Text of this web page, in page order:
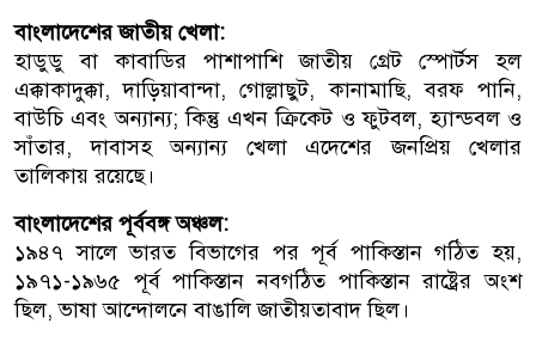
বাংলাদেশের জাতীয় খেলা:
হাডুডু বা কাবাডির পাশাপাশি জাতীয় গ্রেট স্পোর্টস হল
এক্কাকাদুক্কা, দাড়িয়াবান্দা, গোল্লাছুট, কানামাছি, বরফ পানি,
বাউচি এবং অন্যান্য; কিন্তু এখন ক্রিকেট ও ফুটবল, হ্যান্ডবল ও
সাঁতার, দাবাসহ অন্যান্য খেলা এদেশের জনপ্রিয় খেলার
তালিকায় রয়েছে।
বাংলাদেশের পূর্ববঙ্গ অঞ্চল:
১৯৪৭ সালে ভারত বিভাগের পর পূর্ব পাকিস্তান গঠিত হয়,
১৯৭১-১৯৬৫ পূর্ব পাকিস্তান নবগঠিত পাকিস্তান রাষ্ট্রের অংশ
ছিল, ভাষা আন্দোলনে বাঙালি জাতীয়তাবাদ ছিল।